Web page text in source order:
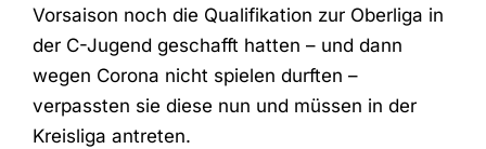
Kontakt
Vorsaison noch die Qualifikation zur Oberliga in
der C-Jugend geschafft hatten – und dann
wegen Corona nicht spielen durften –
verpassten sie diese nun und müssen in der
Kreisliga antreten.